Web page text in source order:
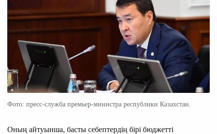
Фото: пресс-служба премьер-министра республики Казахстан.
Оның айтуынша, басты себептердің бірі бюджетті